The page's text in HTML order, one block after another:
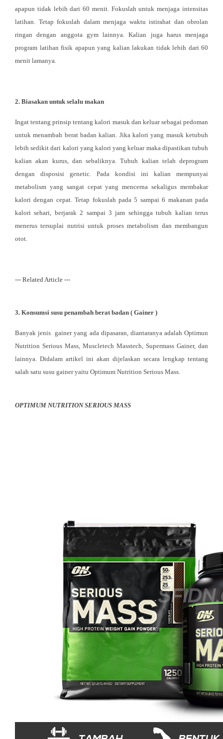
apapun tidak lebih dari 60 menit. Fokuslah untuk menjaga intensitas
latihan. Tetap fokuslah dalam menjaga waktu istirahat dan obrolan
ringan dengan anggota gym lainnya. Kalian juga harus menjaga
program latihan fisik apapun yang kalian lakukan tidak lebih dari 60
menit lamanya.
2. Biasakan untuk selalu makan
Ingat tentang prinsip tentang kalori masuk dan keluar sebagai pedoman
untuk menambah berat badan kalian. Jika kalori yang masuk ketubuh
lebih sedikit dari kalori yang kalori yang keluar maka dipastikan tubuh
kalian akan kurus, dan sebaliknya. Tubuh kalian telah deprogram
dengan disposisi genetic. Pada kondisi ini kalian mempunyai
metabolism yang sangat cepat yang mencerna sekaligus membakar
kalori dengan cepat. Tetap fokuslah pada 5 sampai 6 makanan pada
kalori sehari, berjarak 2 sampai 3 jam sehingga tubuh kalian terus
menerus tersuplai nutrisi untuk proses metabolism dan membangun
otot.
--- Related Article ---
3. Konsumsi susu penambah berat badan ( Gainer )
Banyak jenis gainer yang ada dipasaran, diantaranya adalah Optimun
Nutrition Serious Mass, Muscletech Masstech, Supermass Gainer, dan
lainnya. Didalam artikel ini akan dijelaskan secara lengkap tentang
salah satu susu gainer yaitu Optimum Nutrition Serious Mass.
OPTIMUM NUTRITION SERIOUS MASS